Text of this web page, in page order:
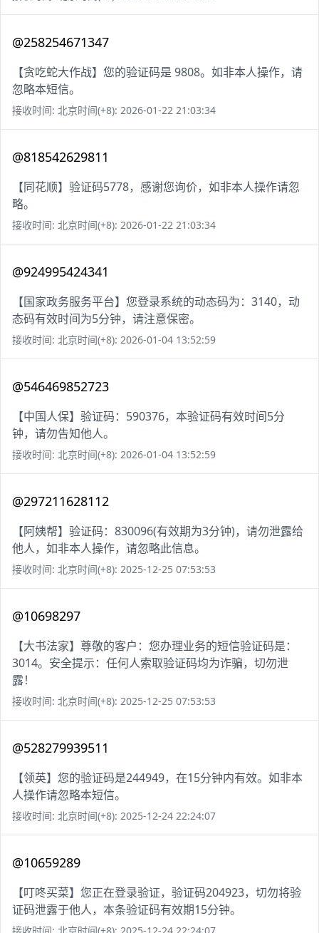
@258254671347
【贪吃蛇大作战】您的验证码是 9808。如非本人操作，请
忽略本短信。
接收时间: 北京时间(+8): 2026-01-22 21:03:34
@818542629811
【同花顺】验证码5778，感谢您询价，如非本人操作请忽
略。
接收时间: 北京时间(+8): 2026-01-22 21:03:34
@924995424341
【国家政务服务平台】您登录系统的动态码为：3140，动
态码有效时间为5分钟，请注意保密。
接收时间: 北京时间(+8): 2026-01-04 13:52:59
@546469852723
【中国人保】验证码：590376，本验证码有效时间5分
钟，请勿告知他人。
接收时间: 北京时间(+8): 2026-01-04 13:52:59
@297211628112
【阿姨帮】验证码：830096(有效期为3分钟)，请勿泄露给
他人，如非本人操作，请忽略此信息。
接收时间: 北京时间(+8): 2025-12-25 07:53:53
@10698297
【大书法家】尊敬的客户：您办理业务的短信验证码是：
3014。安全提示：任何人索取验证码均为诈骗，切勿泄
露！
接收时间: 北京时间(+8): 2025-12-25 07:53:53
@528279939511
【领英】您的验证码是244949，在15分钟内有效。如非本
人操作请忽略本短信。
接收时间: 北京时间(+8): 2025-12-24 22:24:07
@10659289
【叮咚买菜】您正在登录验证，验证码204923，切勿将验
证码泄露于他人，本条验证码有效期15分钟。